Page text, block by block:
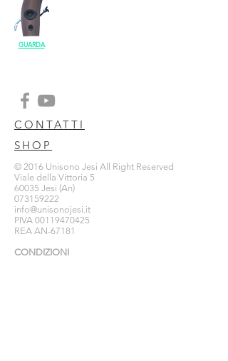
GUARDA
CONTATTI
SHOP
© 2016 Unisono Jesi All Right Reserved
Viale della Vittoria 5
60035 Jesi (An)
073159222
info@unisonojesi.it
PIVA 00119470425
REA AN-67181
CONDIZIONI